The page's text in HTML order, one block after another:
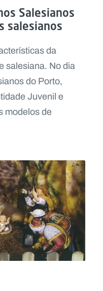
Salesianos
salesianos
da
salesiana. No dia
do Porto,
Juvenil e
modelos de